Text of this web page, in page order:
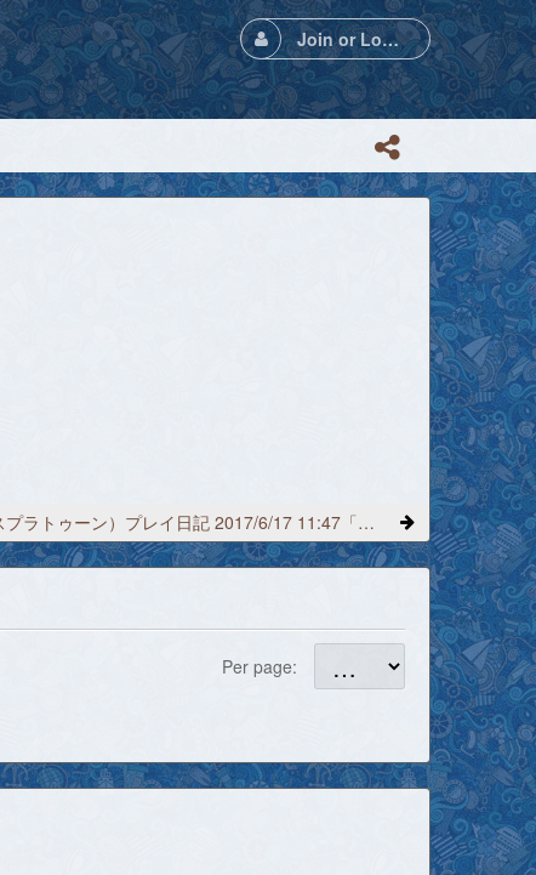
Join or Login
Splatoon（スプラトゥーン）プレイ日記 2017/6/17 11:47「イカ電車」
Per page: